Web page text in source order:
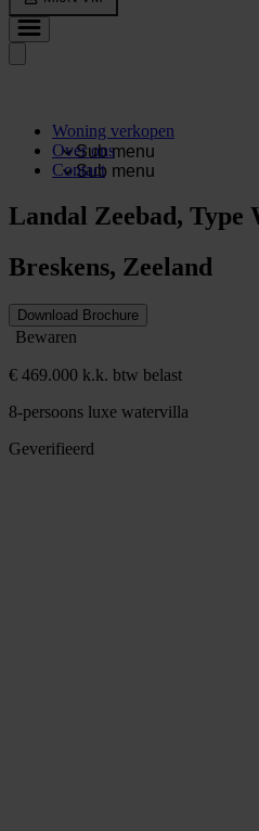
Woning verkopen
Sub menu
Over ons
Sub menu
Contact
Landal Zeebad, Type
Breskens, Zeeland
Download Brochure
Bewaren
€ 469.000 k.k. btw belast
8-persoons luxe watervilla
Geverifieerd